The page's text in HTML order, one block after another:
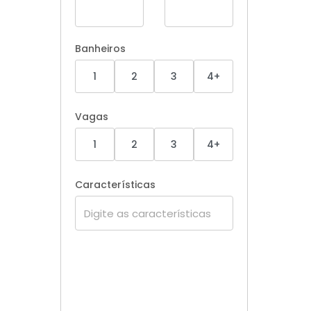
Banheiros
1
2 3 4+
Vagas
1
2 3 4+
Características